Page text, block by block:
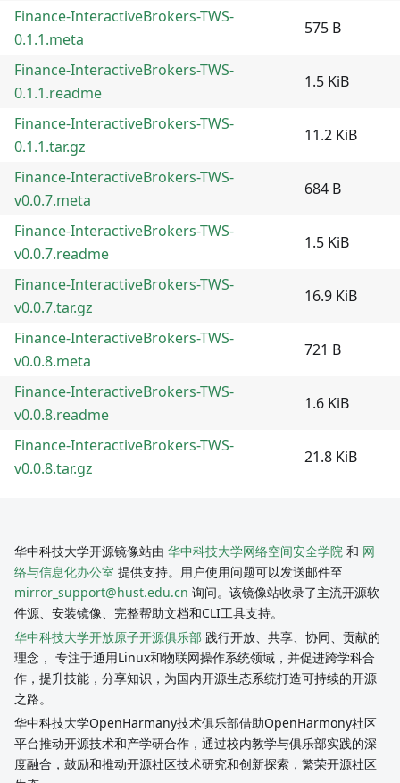
Finance-InteractiveBrokers-TWS-
0.1.1.meta
575 B
Finance-InteractiveBrokers-TWS-
0.1.1.readme
1.5 KiB
Finance-InteractiveBrokers-TWS-
0.1.1.tar.gz
11.2 KiB
Finance-InteractiveBrokers-TWS-
v0.0.7.meta
684 B
Finance-InteractiveBrokers-TWS-
v0.0.7.readme
1.5 KiB
Finance-InteractiveBrokers-TWS-
v0.0.7.tar.gz
16.9 KiB
Finance-InteractiveBrokers-TWS-
v0.0.8.meta
721 B
Finance-InteractiveBrokers-TWS-
v0.0.8.readme
1.6 KiB
Finance-InteractiveBrokers-TWS-
v0.0.8.tar.gz
21.8 KiB
华中科技大学开源镜像站由 华中科技大学网络空间安全学院 和 网
络与信息化办公室 提供支持。用户使用问题可以发送邮件至
mirror_support@hust.edu.cn 询问。该镜像站收录了主流开源软
件源、安装镜像、完整帮助文档和CLI工具支持。
华中科技大学开放原子开源俱乐部 践行开放、共享、协同、贡献的
理念， 专注于通用Linux和物联网操作系统领域，并促进跨学科合
作，提升技能，分享知识，为国内开源生态系统打造可持续的开源
之路。
华中科技大学OpenHarmany技术俱乐部借助OpenHarmony社区
平台推动开源技术和产学研合作，通过校内教学与俱乐部实践的深
度融合，鼓励和推动开源社区技术研究和创新探索，繁荣开源社区